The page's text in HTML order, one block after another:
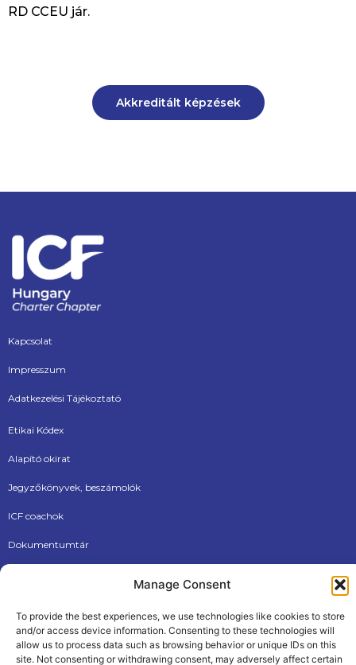
Manage Consent
To provide the best experiences, we use technologies like cookies to store
and/or access device information. Consenting to these technologies will
allow us to process data such as browsing behavior or unique IDs on this
site. Not consenting or withdrawing consent, may adversely affect certain
RD CCEU jár.
Akkreditált képzések
Kapcsolat
Impresszum
Adatkezelési Tájékoztató
Etikai Kódex
Alapító okirat
Jegyzőkönyvek, beszámolók
ICF coachok
Dokumentumtár